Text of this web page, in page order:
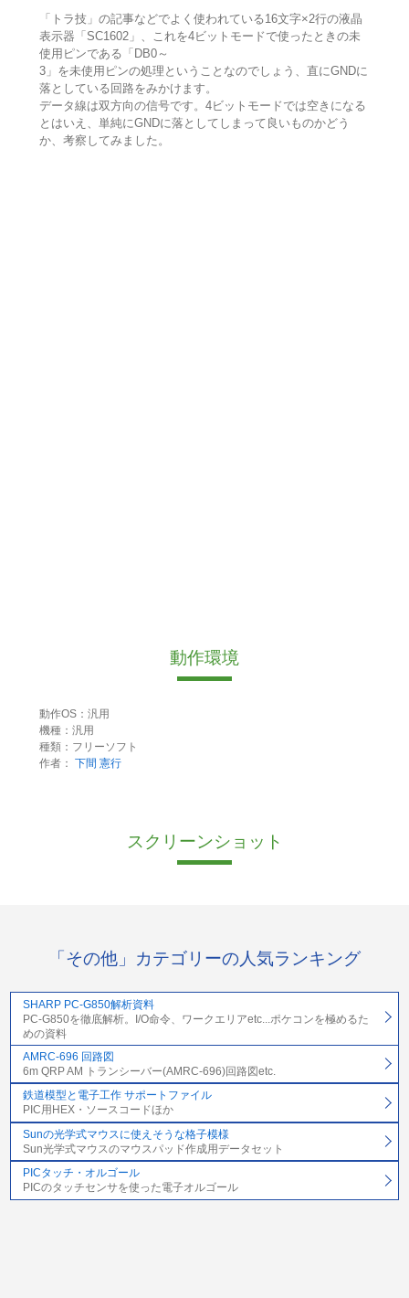
「トラ技」の記事などでよく使われている16文字×2行の液晶
表示器「SC1602」、これを4ビットモードで使ったときの未
使用ピンである「DB0～
3」を未使用ピンの処理ということなのでしょう、直にGNDに
落としている回路をみかけます。
データ線は双方向の信号です。4ビットモードでは空きになる
とはいえ、単純にGNDに落としてしまって良いものかどう
か、考察してみました。
動作環境
動作OS：汎用
機種：汎用
種類：フリーソフト
作者： 下間 憲行
スクリーンショット
「その他」カテゴリーの人気ランキング
SHARP PC-G850解析資料
PC-G850を徹底解析。I/O命令、ワークエリアetc...ポケコンを極めるた
めの資料
AMRC-696 回路図
6m QRP AM トランシーバー(AMRC-696)回路図etc.
鉄道模型と電子工作 サポートファイル
PIC用HEX・ソースコードほか
Sunの光学式マウスに使えそうな格子模様
Sun光学式マウスのマウスパッド作成用データセット
PICタッチ・オルゴール
PICのタッチセンサを使った電子オルゴール